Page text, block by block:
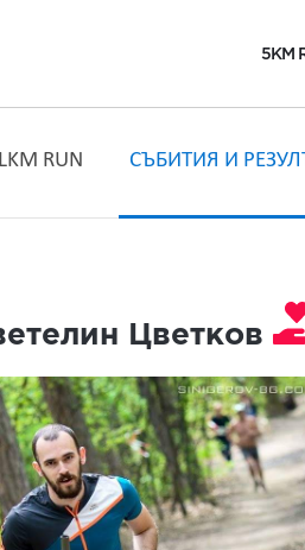
5KM
RUN СЪБИТИЯ И
Цветков